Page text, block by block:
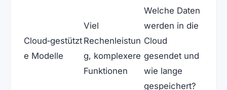
Cloud‑gestützt
e Modelle
Viel
Rechenleistun
g, komplexere
Funktionen
Welche Daten
werden in die
Cloud
gesendet und
wie lange
gespeichert?